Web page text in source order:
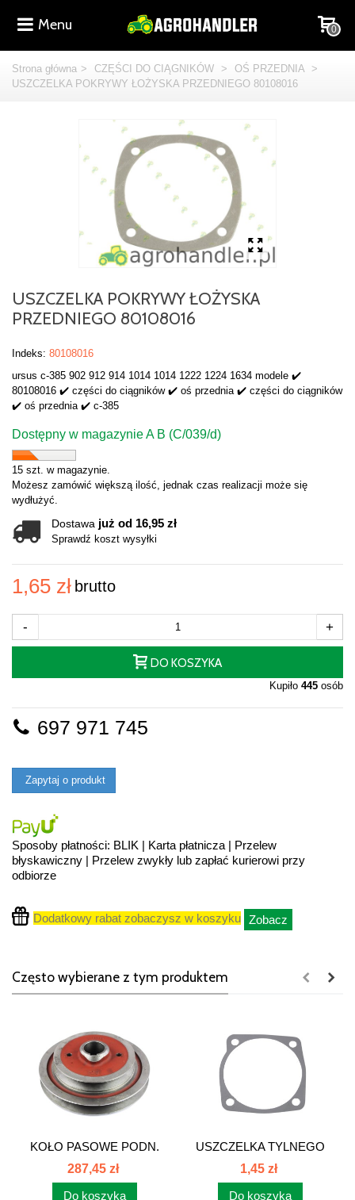
Menu 0
Strona główna > CZĘŚCI DO CIĄGNIKÓW > OŚ PRZEDNIA
>
USZCZELKA POKRYWY ŁOŻYSKA PRZEDNIEGO 80108016
USZCZELKA POKRYWY ŁOŻYSKA
PRZEDNIEGO 80108016
Indeks: 80108016
ursus c-385 902 912 914 1014 1014 1222 1224 1634 modele ✔️
80108016 ✔️ części do ciągników ✔️ oś przednia ✔️ części do ciągników
✔️ oś przednia ✔️ c-385
Dostępny w magazynie A B (C/039/d)
15 szt. w magazynie.
Możesz zamówić większą ilość, jednak czas realizacji może się
wydłużyć.
Dostawa już od 16,95 zł
Sprawdź koszt wysyłki
1,65 zł brutto
- +
DO KOSZYKA
Kupiło 445 osób
697 971 745
Zapytaj o produkt
Sposoby płatności: BLIK | Karta płatnicza | Przelew
błyskawiczny | Przelew zwykły lub zapłać kurierowi przy
odbiorze
Dodatkowy rabat zobaczysz w koszyku Zobacz
Często wybierane z tym produktem
KOŁO PASOWE PODN.
BIZON...
287,45 zł
Do koszyka
USZCZELKA TYLNEGO
MOSTU C-385...
1,45 zł
Do koszyka